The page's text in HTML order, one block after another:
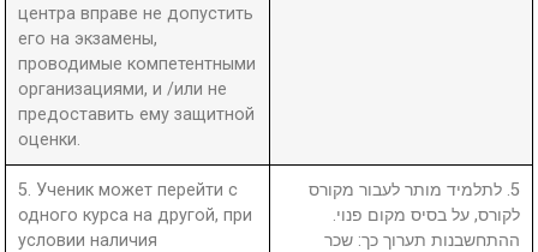
центра вправе не допустить
его на экзамены,
проводимые компетентными
организациями, и /или не
предоставить ему защитной
оценки.
5. Ученик может перейти с
одного курса на другой, при
условии наличия
5. לתלמיד מותר לעבור מקורס
לקורס, על בסיס מקום פנוי.
ההתחשבנות תערוך כך: שכר